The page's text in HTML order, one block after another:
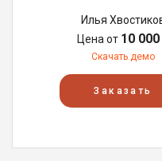
Илья
Цена от 10 000
Скачать демо
Заказать